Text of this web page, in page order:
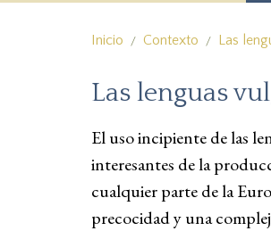
Inicio Contexto Las
Las lenguas
El uso incipiente de las
interesantes de la
cualquier parte de la
precocidad y una